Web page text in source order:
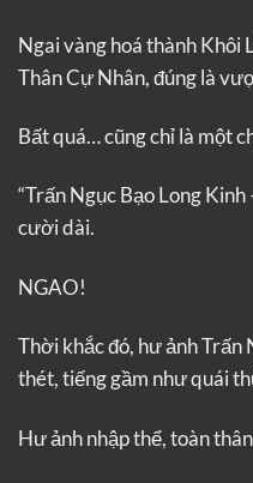
Ngai vàng hoá thành Khôi
Thân Cự Nhân, đúng là
Bất quá… cũng chỉ là một
“Trấn Ngục Bạo Long
cười dài.
NGAO!
Thời khắc đó, hư ảnh Trấn
thét, tiếng gầm như quái
Hư ảnh nhập thể, toàn